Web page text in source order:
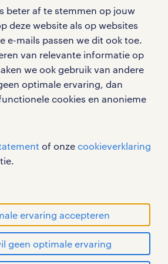
beter af te stemmen op jouw
deze website als op websites
e-mails passen we dit ook toe.
van relevante informatie op
we ook gebruik van andere
optimale ervaring, dan
cookies en anonieme
of onze cookieverklaring
ervaring accepteren
geen optimale ervaring
FORWARD en SHAPING THE
geregistreerde